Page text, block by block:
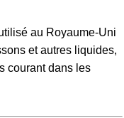
au Royaume-Uni
et autres liquides,
courant dans les